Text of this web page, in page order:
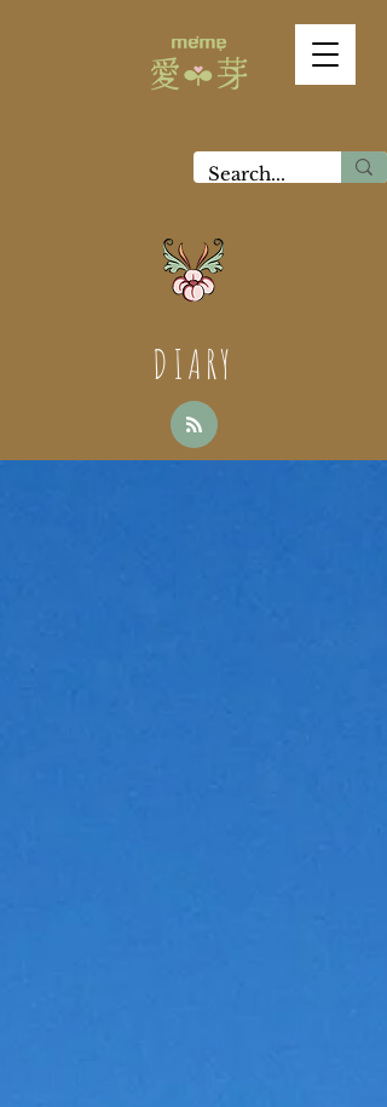
DIARY